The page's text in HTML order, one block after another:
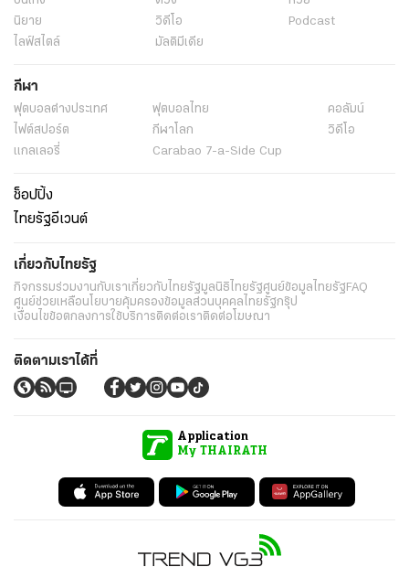
นิยาย
วิดีโอ
Podcast
ไลฟ์สไตล์
มัลติมีเดีย
กีฬา
ฟุตบอลต่่างประเทศ ฟุตบอลไทย
คอลัมน์
ไฟต์สปอร์ต
กีฬาโลก
วิดีโอ
แกลเลอรี่
Carabao 7-a-Side Cup
ช็อปปิ้ง
ไทยรัฐอีเวนต์
เกี่ยวกับไทยรัฐ
กิจกรรมร่วมงานกับเราเกี่ยวกับไทยรัฐมูลนิธิไทยรัฐศูนย์ข้อมูลไทยรัฐFAQ
ศูนย์ช่วยเหลือนโยบายคุ้มครองข้อมูลส่วนบุคคลไทยรัฐกรุ๊ป
เงื่อนไขข้อตกลงการใช้บริการติดต่อเราติดต่อโฆษณา
ติดตามเราได้ที่
Application
My THAIRATH